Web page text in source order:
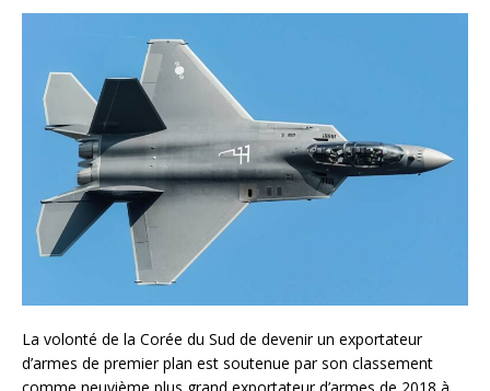
La volonté de la Corée du Sud de devenir un exportateur
d’armes de premier plan est soutenue par son classement